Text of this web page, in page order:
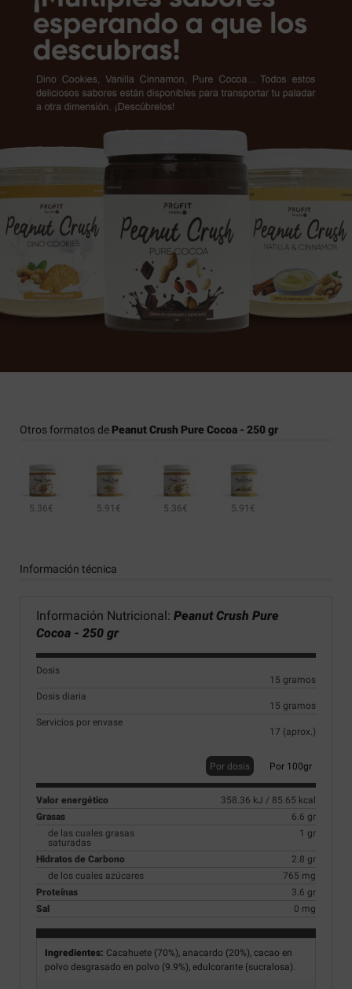
Otros formatos de Peanut Crush Pure Cocoa - 250 gr
5.36€ 5.91€ 5.36€ 5.91€
Información técnica
Información Nutricional: Peanut Crush Pure
Cocoa - 250 gr
Dosis
15 gramos
Dosis diaria
15 gramos
Servicios por envase
17 (aprox.)
Por dosis Por 100gr
Valor energético
358.36 kJ / 85.65 kcal
Grasas
6.6 gr
de las cuales grasas
saturadas
1 gr
Hidratos de Carbono
2.8 gr
de los cuales azúcares
765 mg
Proteínas
3.6 gr
Sal
0 mg
Ingredientes: Cacahuete (70%), anacardo (20%), cacao en
polvo desgrasado en polvo (9.9%), edulcorante (sucralosa).